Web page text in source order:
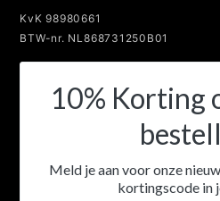
KvK 98980661
BTW-nr. NL868731250B01
10% Korting
Meld je aan voor onze
kortingscode in